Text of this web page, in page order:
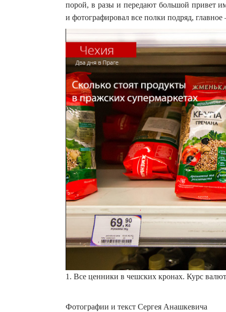
порой, в разы и передают большой привет
и фотографировал все полки подряд,
1. Все ценники в чешских кронах. Курс
Фотографии и текст Сергея Анашкевича